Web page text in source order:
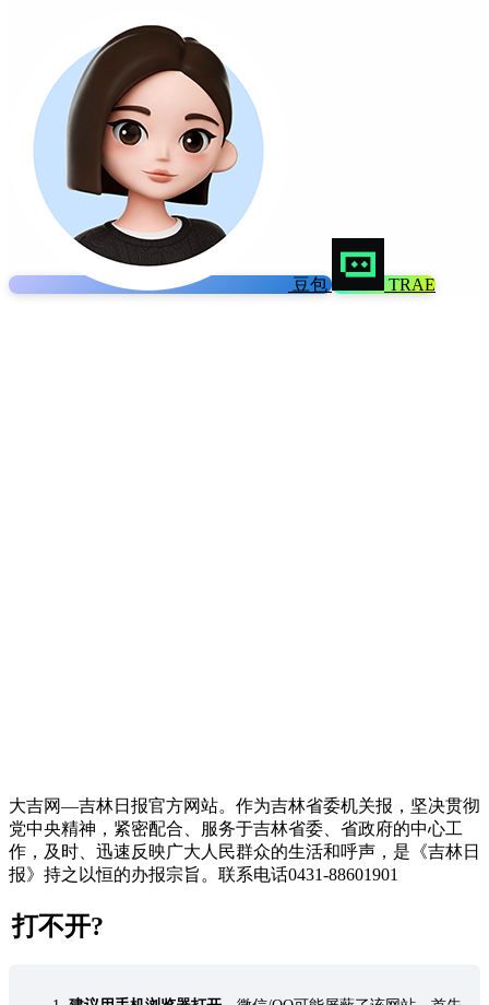
豆包 TRAE
大吉网—吉林日报官方网站。作为吉林省委机关报，坚决贯彻
党中央精神，紧密配合、服务于吉林省委、省政府的中心工
作，及时、迅速反映广大人民群众的生活和呼声，是《吉林日
报》持之以恒的办报宗旨。联系电话0431-88601901
打不开?